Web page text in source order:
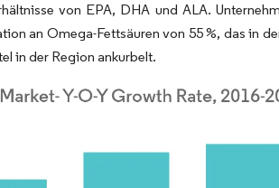
von EPA, DHA und ALA.
an Omega-Fettsäuren von 55 %, das in
in der Region ankurbelt.